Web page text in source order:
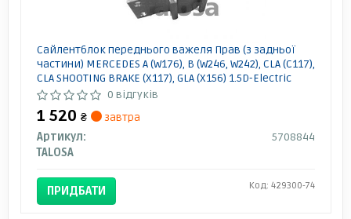
Сайлентблок переднього важеля Прав (з задньої
частини) MERCEDES A (W176), B (W246, W242), CLA (C117),
CLA SHOOTING BRAKE (X117), GLA (X156) 1.5D-Electric
11.11- 5708844 TALOSA
0 відгуків
1 520 ₴
завтра
Артикул:
5708844
TALOSA
ПРИДБАТИ Код: 429300-74